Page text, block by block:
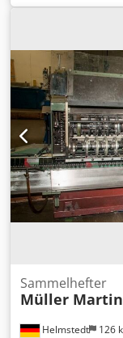
min 153 x 108
min 148 x 105
Stationen • 5
Heftstation 390 •
Dickenkontrolle /
Dreischneider 360
Helmstedt 126
Sammelhefter
Müller